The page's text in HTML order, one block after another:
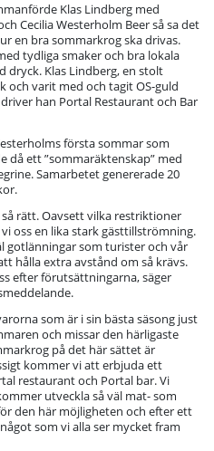
Klas Lindberg med
Cecilia Westerholm Beer så sa det
en bra sommarkrog ska drivas.
tydliga smaker och bra lokala
dryck. Klas Lindberg, en stolt
och varit med och tagit OS-guld
han Portal Restaurant och Bar
första sommar som
då ett ”sommaräktenskap” med
Samarbetet genererade 20
rätt. Oavsett vilka restriktioner
oss en lika stark gästtillströmning.
gotlänningar som turister och vår
hålla extra avstånd om så krävs.
efter förutsättningarna, säger
som är i sin bästa säsong just
och missar den härligaste
på det här sättet är
kommer vi att erbjuda ett
restaurant och Portal bar. Vi
utveckla så väl mat- som
den här möjligheten och efter ett
som vi alla ser mycket fram